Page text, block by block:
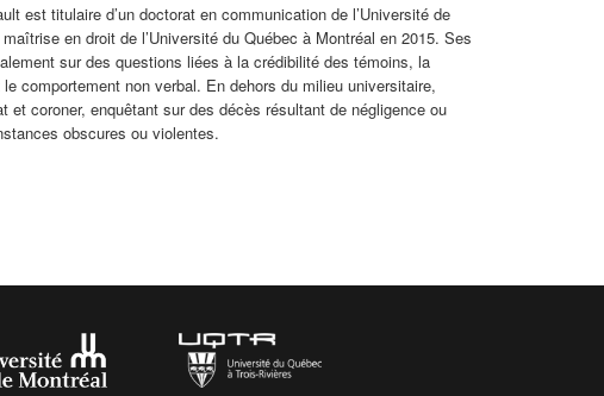
est titulaire d’un doctorat en communication de l’Université de
en droit de l’Université du Québec à Montréal en 2015. Ses
sur des questions liées à la crédibilité des témoins, la
comportement non verbal. En dehors du milieu universitaire,
et coroner, enquêtant sur des décès résultant de négligence ou
obscures ou violentes.